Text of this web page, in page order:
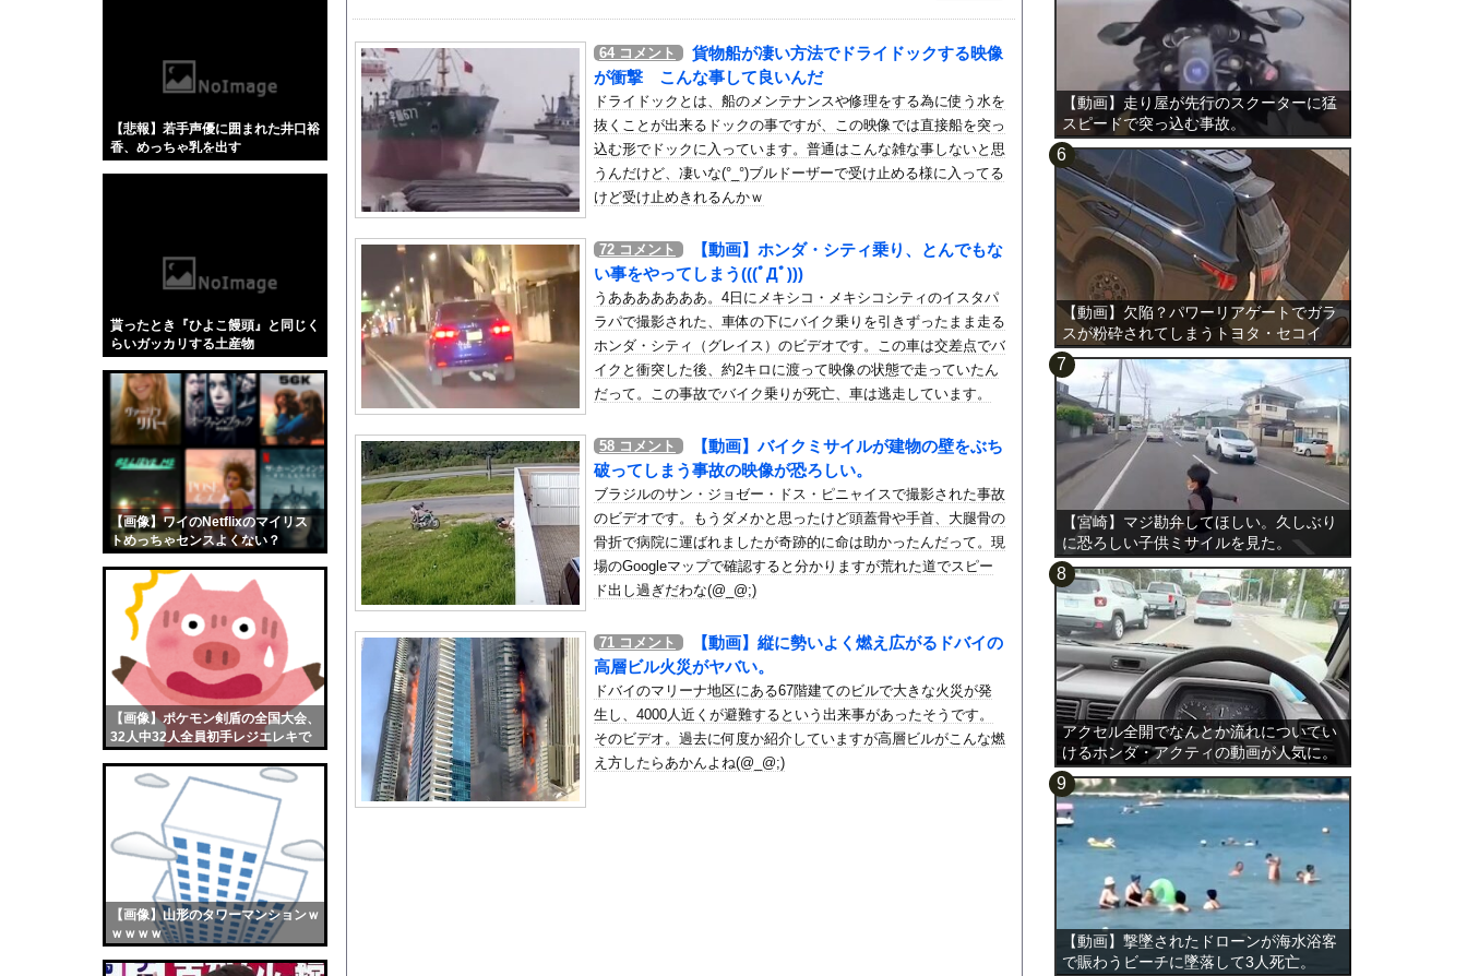
【悲報】若手声優に囲まれた井口裕
香、めっちゃ乳を出す
貰ったとき『ひよこ饅頭』と同じく
らいガッカリする土産物
【画像】ワイのNetflixのマイリス
トめっちゃセンスよくない？
【画像】ポケモン剣盾の全国大会、
32人中32人全員初手レジエレキで
【画像】山形のタワーマンションｗ
ｗｗｗｗ
【動画】 経験の少なそうな地味巨乳
、いきなり同人AVで生挿入セッ○スしてしまう。 ...
元TBSアナ山本里菜が離婚発表「それぞれの道を歩むこととなりました」
【画像】 はいだしょうこ（47）「こんなオバサンでいいの…？」
フランス人「レベルが違う」日本代表GK鈴木彩艶、欧州王者PSG移籍間近に!?超絶プレ...
母がUFOを見たって言ってきたんだが…
コトメ「あなたには無理でしょ？」私「できますけど？」→何も知らない前提で話しかけてく...
ハロ！コン 2026 グッズ追加！
【.LIVE】ジェノミクスあんま強そうじゃない割に高そうという恐竜デッキの宿命を背負...
【悲報】美容師に趣味を聞かれて「パチ●コ」と答えた結果ｗｗｗｗｗｗ
【日向坂46】あの件は触れるのか…？石塚瑶季のSR配信が決定
熊本･八代港で自衛隊の「病院船」が医療提供開始、診察と薬剤処方…被災者向け大浴場も！
モーニング娘。'25『気になるその気の歌』ってガチで名曲だと思うんだけど
【画像】磯山さやかさん、入浴シーンで怒られてしまうｗｗｗｗｗｗ
【画像】村重杏奈さん、ロシアンハーフのお○ぱいがコチラｗｗｗｗｗｗｗ
10代「ローゼンメイデンのアニメなんて知らない」8割
【画像】おまえらくんの机がこの女の子の椅子にされてたらｗｗｗ
【画像】この女優さん、可愛すぎる
【朗報】齋藤飛鳥、前屈みで完全に見えてる動画が拡散されてしまう…
海外「日本よ、お前がナンバーワンだ」 熊本地震直後の日本の対応のスピードに世界が衝撃
勇気を出して白人美女にチン凸したアジア人短小男
、爆笑されてしまうｗｗｗ
10年もの間浮気してた嫁。まさかと思い長男のDNA鑑定をするがいいな？と問うと、元嫁...
ウクライナ侵攻以降、ロシア軍兵士のHIV感染が2000％急増…ウクライナメディア！
【配信者】「金バエ」のSNS更新が1週間途絶え、様々な憶測が飛び交う。1週間ぶりの投...
【画像】女の子「危機管理フォーーーーム！！！」
64 コメント
貨物船が凄い方法でドライドックする映像
が衝撃 こんな事して良いんだ
ドライドックとは、船のメンテナンスや修理をする為に使う水を
抜くことが出来るドックの事ですが、この映像では直接船を突っ
込む形でドックに入っています。普通はこんな雑な事しないと思
うんだけど、凄いな(°_°)ブルドーザーで受け止める様に入ってる
けど受け止めきれるんかｗ
72 コメント
【動画】ホンダ・シティ乗り、とんでもな
い事をやってしまう(((ﾟДﾟ)))
うあああああああ。4日にメキシコ・メキシコシティのイスタパ
ラパで撮影された、車体の下にバイク乗りを引きずったまま走る
ホンダ・シティ（グレイス）のビデオです。この車は交差点でバ
イクと衝突した後、約2キロに渡って映像の状態で走っていたん
だって。この事故でバイク乗りが死亡、車は逃走しています。
58 コメント
【動画】バイクミサイルが建物の壁をぶち
破ってしまう事故の映像が恐ろしい。
ブラジルのサン・ジョゼー・ドス・ピニャイスで撮影された事故
のビデオです。もうダメかと思ったけど頭蓋骨や手首、大腿骨の
骨折で病院に運ばれましたが奇跡的に命は助かったんだって。現
場のGoogleマップで確認すると分かりますが荒れた道でスピー
ド出し過ぎだわな(@_@;)
71 コメント
【動画】縦に勢いよく燃え広がるドバイの
高層ビル火災がヤバい。
ドバイのマリーナ地区にある67階建てのビルで大きな火災が発
生し、4000人近くが避難するという出来事があったそうです。
そのビデオ。過去に何度か紹介していますが高層ビルがこんな燃
え方したらあかんよね(@_@;)
【動画】走り屋が先行のスクーターに猛
スピードで突っ込む事故。
【動画】欠陥？パワーリアゲートでガラ
スが粉砕されてしまうトヨタ・セコイ
ア。
【宮崎】マジ勘弁してほしい。久しぶり
に恐ろしい子供ミサイルを見た。
アクセル全開でなんとか流れについてい
けるホンダ・アクティの動画が人気に。
【動画】撃墜されたドローンが海水浴客
で賑わうビーチに墜落して3人死亡。